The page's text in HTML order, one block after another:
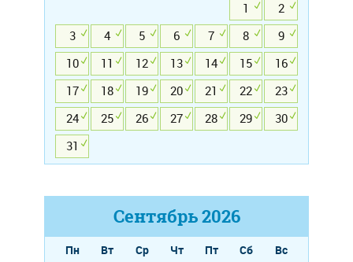
1
2
3
4 5 6 7 8
9
10
11 12 13 14 15
16
17
18 19 20 21 22
23
24
25 26 27 28 29
30
31
Сентябрь2026
Пн Вт Ср Чт Пт Сб
Вс